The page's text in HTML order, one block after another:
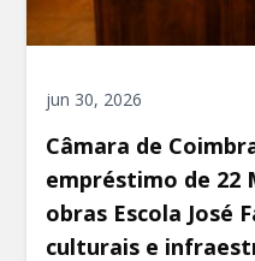
jun 30, 2026
Câmara de
empréstimo de 22
obras Escola José
culturais e